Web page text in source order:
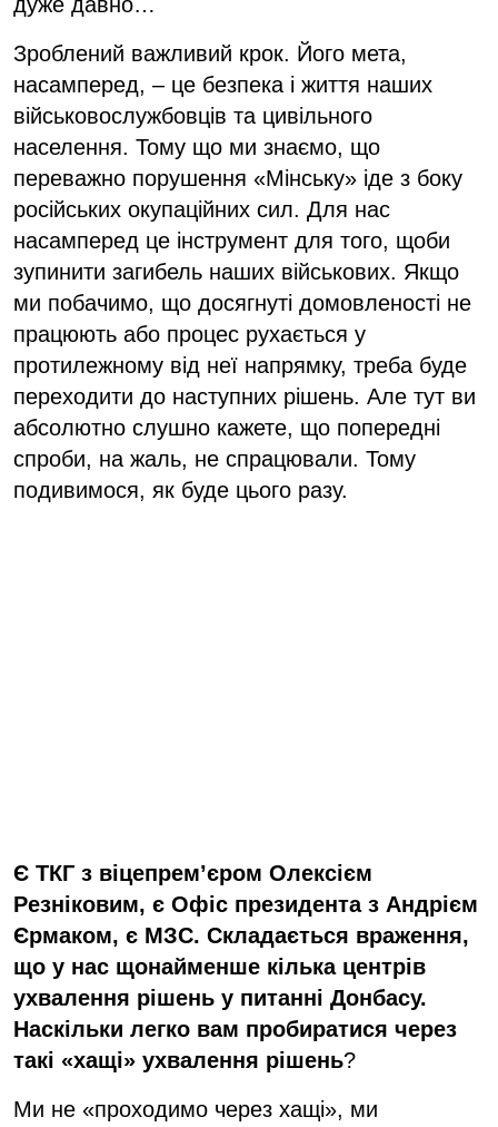
Зроблений важливий крок. Його мета,
насамперед, – це безпека і життя наших
військовослужбовців та цивільного
населення. Тому що ми знаємо, що
переважно порушення «Мінську» іде з боку
російських окупаційних сил. Для нас
насамперед це інструмент для того, щоби
зупинити загибель наших військових. Якщо
ми побачимо, що досягнуті домовленості не
працюють або процес рухається у
протилежному від неї напрямку, треба буде
переходити до наступних рішень. Але тут ви
абсолютно слушно кажете, що попередні
спроби, на жаль, не спрацювали. Тому
подивимося, як буде цього разу.
Є ТКГ з віцепрем’єром Олексієм
Резніковим, є Офіс президента з Андрієм
Єрмаком, є МЗС. Складається враження,
що у нас щонайменше кілька центрів
ухвалення рішень у питанні Донбасу.
Наскільки легко вам пробиратися через
такі «хащі» ухвалення рішень?
Ми не «проходимо через хащі», ми